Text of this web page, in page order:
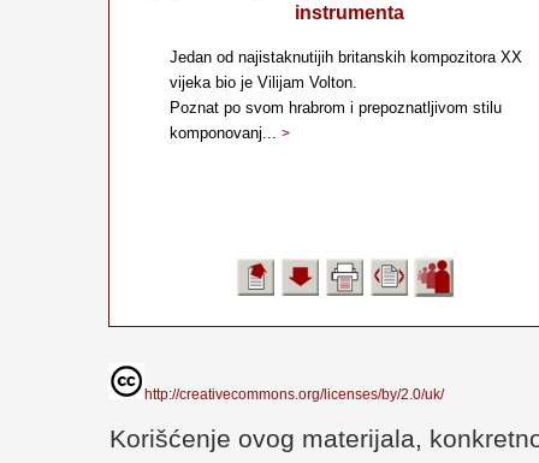
instrumenta
Jedan od najistaknutijih britanskih kompozitora XX
vijeka bio je Vilijam Volton.
Poznat po svom hrabrom i prepoznatljivom stilu
komponovanj... >
http://creativecommons.org/licenses/by/2.0/uk/
Korišćenje ovog materijala,